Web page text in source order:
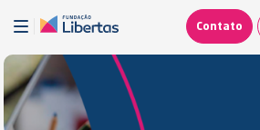
Contato